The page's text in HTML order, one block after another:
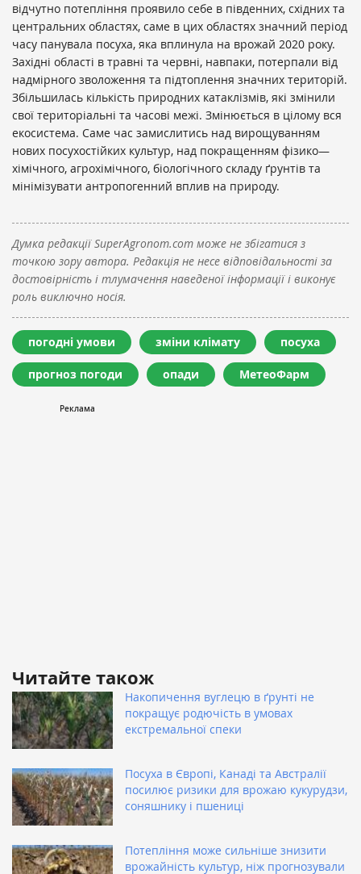
відчутно потепління проявило себе в південних, східних та
центральних областях, саме в цих областях значний період
часу панувала посуха, яка вплинула на врожай 2020 року.
Західні області в травні та червні, навпаки, потерпали від
надмірного зволоження та підтоплення значних територій.
Збільшилась кількість природних катаклізмів, які змінили
свої територіальні та часові межі. Змінюється в цілому вся
екосистема. Саме час замислитись над вирощуванням
нових посухостійких культур, над покращенням фізико—
хімічного, агрохімічного, біологічного складу ґрунтів та
мінімізувати антропогенний вплив на природу.
Думка редакції SuperAgronom.com може не збігатися з
точкою зору автора. Редакція не несе відповідальності за
достовірність і тлумачення наведеної інформації і виконує
роль виключно носія.
погодні умови зміни клімату посуха
прогноз погоди опади МетеоФарм
Читайте також
Накопичення вуглецю в ґрунті не
покращує родючість в умовах
екстремальної спеки
Посуха в Європі, Канаді та Австралії
посилює ризики для врожаю кукурудзи,
соняшнику і пшениці
Потепління може сильніше знизити
врожайність культур, ніж прогнозували